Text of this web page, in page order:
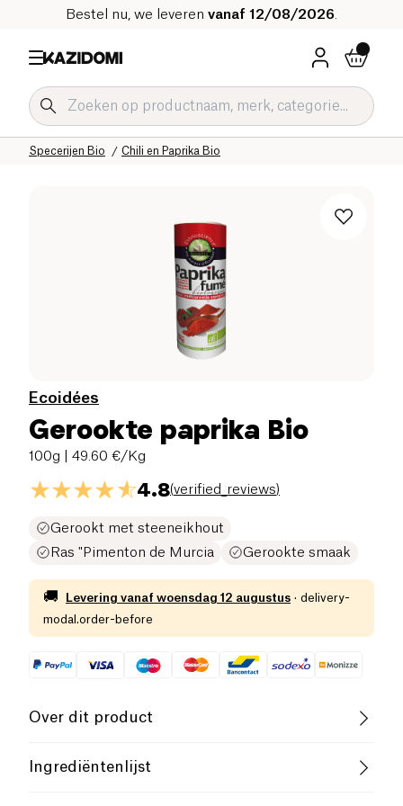
Bestel nu, we leveren vanaf 12/08/2026
Chili en Paprika Bio
Specerijen Bio
Sauzen en Condimenten Bio
Zoute Kruidenierswaren Bio
Onze biologische catalogus
Home
Ecoidées
Gerookte paprika Bio
100g | 49.60 €/Kg
4.8(verified_reviews)
Gerookt met steeneikhout
Ras "Pimenton de Murcia
Gerookte smaak
🚚 Levering vanaf woensdag 12 augustus · delivery-
modal.order-before
Over dit product
Laag zout
Ingrediëntenlijst